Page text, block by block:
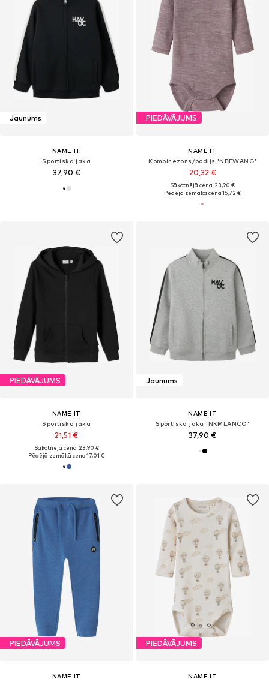
Jaunums
NAME IT
Sportiska jaka
37,90 €
PIEDĀVĀJUMS
NAME IT
Kombinezons/bodijs 'NBFWANG'
20,32 €
Sākotnējā cena: 23,90 €
Pēdējā zemākā cena:16,72 €
PIEDĀVĀJUMS
NAME IT
Sportiska jaka
21,51 €
Sākotnējā cena: 23,90 €
Pēdējā zemākā cena:17,01 €
Jaunums
NAME IT
Sportiska jaka 'NKMLANCO'
37,90 €
PIEDĀVĀJUMS
NAME IT
PIEDĀVĀJUMS
NAME IT